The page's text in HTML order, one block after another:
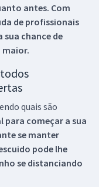
antes. Com
de profissionais
sua chance de
maior.
quais são
para começar a sua
se manter
pode lhe
se distanciando